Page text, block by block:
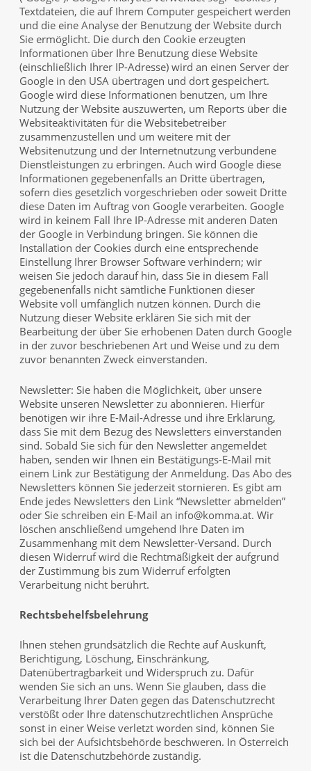
Textdateien, die auf Ihrem Computer gespeichert werden
und die eine Analyse der Benutzung der Website durch
Sie ermöglicht. Die durch den Cookie erzeugten
Informationen über Ihre Benutzung diese Website
(einschließlich Ihrer IP-Adresse) wird an einen Server der
Google in den USA übertragen und dort gespeichert.
Google wird diese Informationen benutzen, um Ihre
Nutzung der Website auszuwerten, um Reports über die
Websiteaktivitäten für die Websitebetreiber
zusammenzustellen und um weitere mit der
Websitenutzung und der Internetnutzung verbundene
Dienstleistungen zu erbringen. Auch wird Google diese
Informationen gegebenenfalls an Dritte übertragen,
sofern dies gesetzlich vorgeschrieben oder soweit Dritte
diese Daten im Auftrag von Google verarbeiten. Google
wird in keinem Fall Ihre IP-Adresse mit anderen Daten
der Google in Verbindung bringen. Sie können die
Installation der Cookies durch eine entsprechende
Einstellung Ihrer Browser Software verhindern; wir
weisen Sie jedoch darauf hin, dass Sie in diesem Fall
gegebenenfalls nicht sämtliche Funktionen dieser
Website voll umfänglich nutzen können. Durch die
Nutzung dieser Website erklären Sie sich mit der
Bearbeitung der über Sie erhobenen Daten durch Google
in der zuvor beschriebenen Art und Weise und zu dem
zuvor benannten Zweck einverstanden.
Newsletter: Sie haben die Möglichkeit, über unsere
Website unseren Newsletter zu abonnieren. Hierfür
benötigen wir ihre E-Mail-Adresse und ihre Erklärung,
dass Sie mit dem Bezug des Newsletters einverstanden
sind. Sobald Sie sich für den Newsletter angemeldet
haben, senden wir Ihnen ein Bestätigungs-E-Mail mit
einem Link zur Bestätigung der Anmeldung. Das Abo des
Newsletters können Sie jederzeit stornieren. Es gibt am
Ende jedes Newsletters den Link “Newsletter abmelden”
oder Sie schreiben ein E-Mail an info@komma.at. Wir
löschen anschließend umgehend Ihre Daten im
Zusammenhang mit dem Newsletter-Versand. Durch
diesen Widerruf wird die Rechtmäßigkeit der aufgrund
der Zustimmung bis zum Widerruf erfolgten
Verarbeitung nicht berührt.
Rechtsbehelfsbelehrung
Ihnen stehen grundsätzlich die Rechte auf Auskunft,
Berichtigung, Löschung, Einschränkung,
Datenübertragbarkeit und Widerspruch zu. Dafür
wenden Sie sich an uns. Wenn Sie glauben, dass die
Verarbeitung Ihrer Daten gegen das Datenschutzrecht
verstößt oder Ihre datenschutzrechtlichen Ansprüche
sonst in einer Weise verletzt worden sind, können Sie
sich bei der Aufsichtsbehörde beschweren. In Österreich
ist die Datenschutzbehördezuständig.